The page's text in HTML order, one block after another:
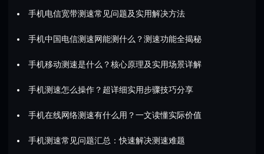
手机电信宽带测速常见问题及实用解决方法
手机中国电信测速网能测什么？测速功能全揭秘
手机移动测速是什么？核心原理及实用场景详解
手机测速怎么操作？超详细实用步骤技巧分享
手机在线网络测速有什么用？一文读懂实际价值
手机测速常见问题汇总：快速解决测速难题